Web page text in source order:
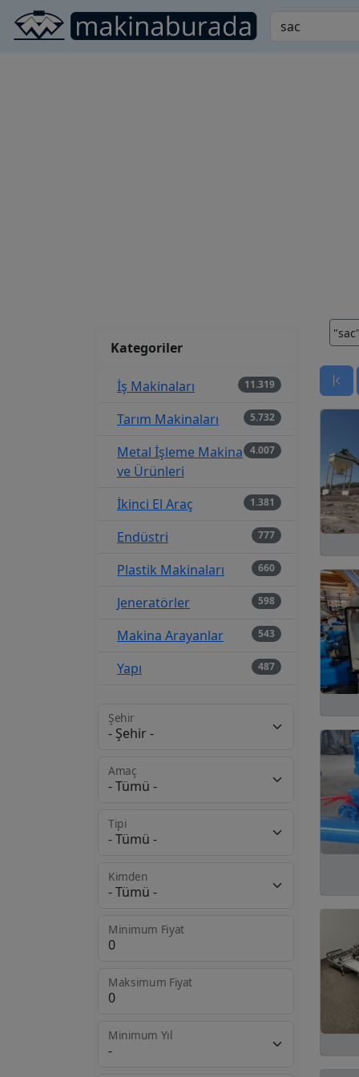
Kategoriler
İş Makinaları 11.319
Tarım Makinaları 5.732
Metal İşleme Makina
ve Ürünleri
4.007
İkinci El Araç 1.381
Endüstri 777
Plastik Makinaları 660
Jeneratörler 598
Makina Arayanlar 543
Yapı 487
Ağaç İşleme Makine
421
Ambalaj Makinaları 303
Elektrik ve Enerji
Makinaları
Ürünler
Ürünleri
Ürünleri
Şehir
Amaç
Tipi
Kimden
Minimum Fiyat
Maksimum Fiyat
Minimum Yıl
"sac"